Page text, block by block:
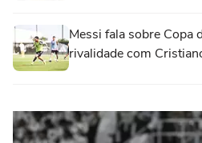
Messi fala sobre Copa
rivalidade com